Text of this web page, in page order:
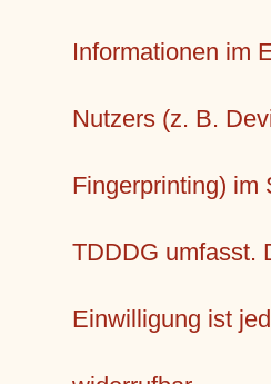
Informationen im
Nutzers (z. B.
Fingerprinting) im
TDDDG umfasst.
Einwilligung ist